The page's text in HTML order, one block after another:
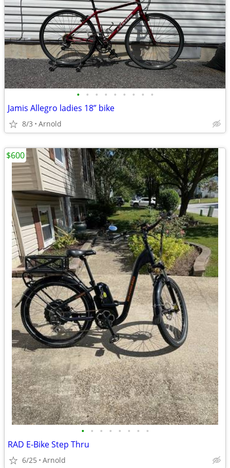
• • • • • • • • •
Jamis Allegro ladies 18” bike
8/3 Arnold
• • • • • • • •
RAD E-Bike Step Thru
6/25 Arnold
$600